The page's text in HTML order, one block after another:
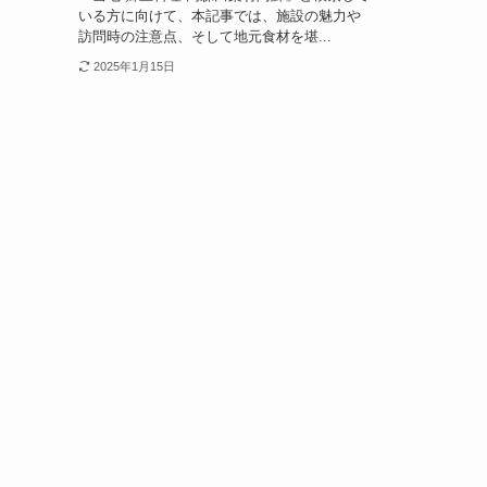
いる方に向けて、本記事では、施設の魅力や
訪問時の注意点、そして地元食材を堪...
2025年1月15日